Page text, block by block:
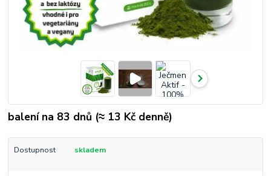
balení na 83 dnů (≈ 13 Kč denně)
Dostupnost skladem